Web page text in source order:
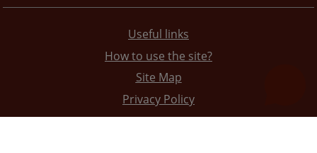
Useful links
How to use the site?
Site Map
Privacy Policy